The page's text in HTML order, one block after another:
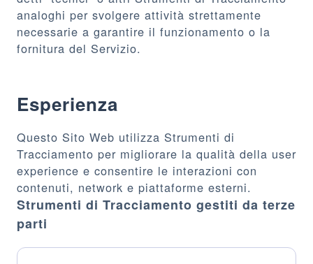
analoghi per svolgere attività strettamente
necessarie a garantire il funzionamento o la
fornitura del Servizio.
Esperienza
Questo Sito Web utilizza Strumenti di
Tracciamento per migliorare la qualità della user
experience e consentire le interazioni con
contenuti, network e piattaforme esterni.
Strumenti di Tracciamento gestiti da terze
parti